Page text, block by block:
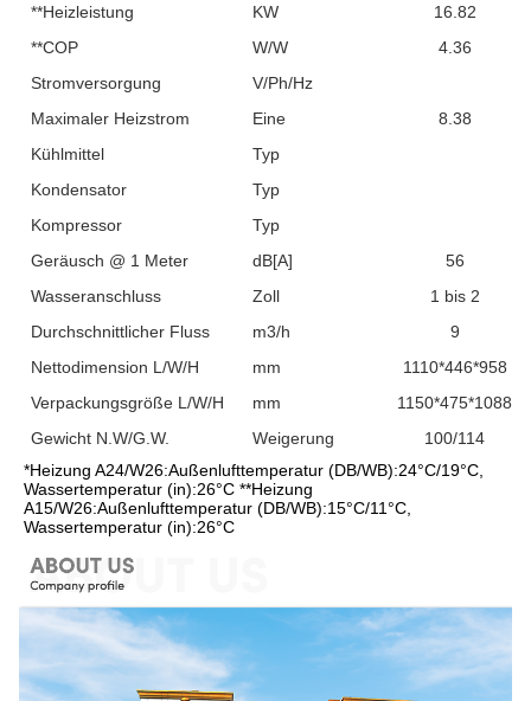
**Heizleistung
KW
16.82
**COP
W/W
4.36
Stromversorgung
V/Ph/Hz
Maximaler Heizstrom
Eine
8.38
Kühlmittel
Typ
Kondensator
Typ
Kompressor
Typ
Geräusch @ 1 Meter
dB[A]
56
Wasseranschluss
Zoll
1 bis 2
Durchschnittlicher Fluss
m3/h
9
Nettodimension L/W/H
mm
1110*446*958
Verpackungsgröße L/W/H
mm
1150*475*1088
Gewicht N.W/G.W.
Weigerung
100/114
*Heizung A24/W26:Außenlufttemperatur (DB/WB):24°C/19°C,
Wassertemperatur (in):26°C **Heizung
A15/W26:Außenlufttemperatur (DB/WB):15°C/11°C,
Wassertemperatur (in):26°C